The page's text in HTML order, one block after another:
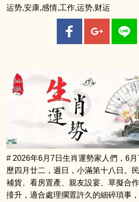
运势,安康,感情,工作,运势,财运
# 2026年6月7日生肖運勢家人們，6
歷四月廿二，週日，小滿第十八日。
補貨、看房置產、親友設宴、草擬合
擡升，適合處理擱置許久的細碎瑣事